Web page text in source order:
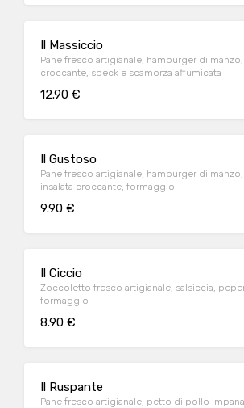
Il Massiccio
Pane fresco artigianale, hamburger di
croccante, speck e scamorza affumicata
12.90 €
Il Gustoso
Pane fresco artigianale, hamburger di
insalata croccante, formaggio
9.90 €
Il Ciccio
Zoccoletto fresco artigianale, salsiccia,
formaggio
8.90 €
Il Ruspante
Pane fresco artigianale, petto di pollo